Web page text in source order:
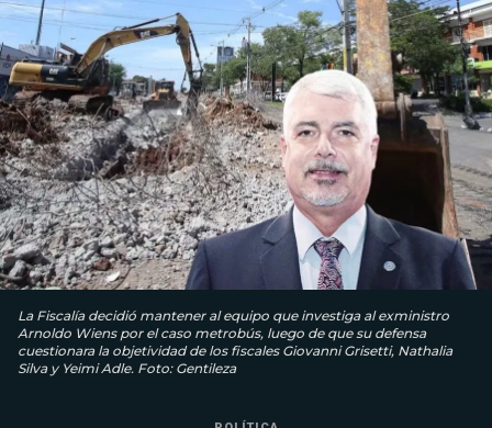
La Fiscalía decidió mantener al equipo que investiga al exministro
Arnoldo Wiens por el caso metrobús, luego de que su defensa
cuestionara la objetividad de los fiscales Giovanni Grisetti, Nathalia
Silva y Yeimi Adle. Foto: Gentileza